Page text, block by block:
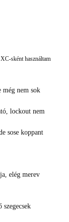
sként használtam
még nem sok
lockout nem
sose koppant
elég merev